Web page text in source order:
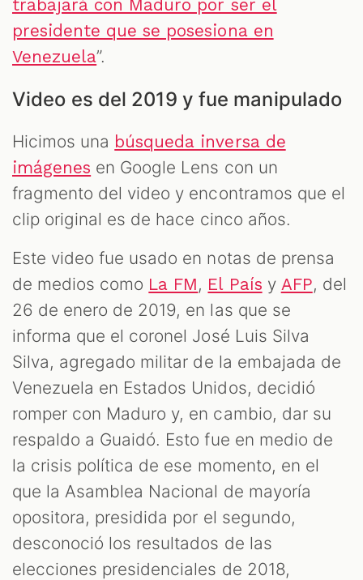
trabajará con Maduro por ser el
presidente que se posesiona en
Venezuela”.
Video es del 2019 y fue manipulado
Hicimos una búsqueda inversa de
imágenes en Google Lens con un
fragmento del video y encontramos que el
clip original es de hace cinco años.
Este video fue usado en notas de prensa
de medios como La FM, El País y AFP, del
26 de enero de 2019, en las que se
informa que el coronel José Luis Silva
Silva, agregado militar de la embajada de
Venezuela en Estados Unidos, decidió
romper con Maduro y, en cambio, dar su
respaldo a Guaidó. Esto fue en medio de
la crisis política de ese momento, en el
que la Asamblea Nacional de mayoría
opositora, presidida por el segundo,
desconoció los resultados de las
elecciones presidenciales de 2018,